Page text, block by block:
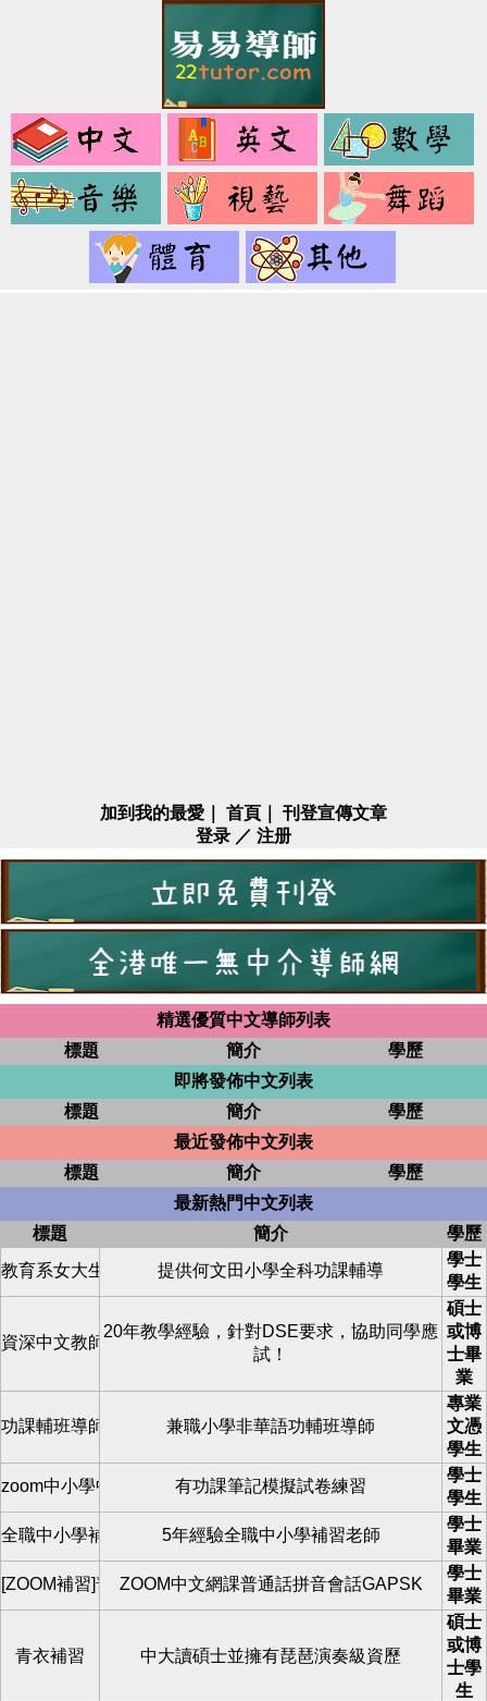
中
文
音
藝
健
身
加到我的最愛 首頁
刊登宣傳文章
登录 ／ 注册
精選優質中文導師列表
標題
簡介
學歷
即將發佈中文列表
標題
簡介
學歷
最近發佈中文列表
標題
簡介
學歷
最新熱門中文列表
標題
簡介
學歷
教育系女大生尋補習學生提供何文田小學全科功課輔導
學士
學生
資深中文教師 專業作文評改
20年教學經驗，針對DSE要求，協助同學應
試！
碩士
或博
士畢
業
功課輔班導師 兼職小學非華語功輔班導師
專業
文憑
學生
zoom中小學中文補習
有功課筆記模擬試卷練習
學士
學生
全職中小學補習老師
5年經驗全職中小學補習老師
學士
畢業
[ZOOM補習]普通話情境教學ZOOM中文網課普通話拼音會話GAPSK
學士
畢業
青衣補習 中大讀碩士並擁有琵琶演奏級資歷
碩士
或博
士學
生